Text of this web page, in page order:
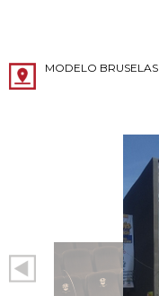
MODELO BRUSELAS